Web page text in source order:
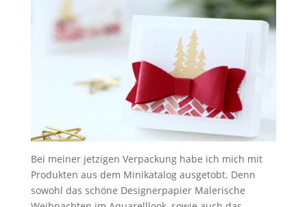
Bei meiner jetzigen Verpackung habe ich mich mit
Produkten aus dem Minikatalog ausgetobt. Denn
sowohl das schöne Designerpapier Malerische